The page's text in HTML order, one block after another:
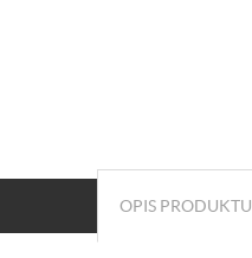
OPIS PRODUKTU